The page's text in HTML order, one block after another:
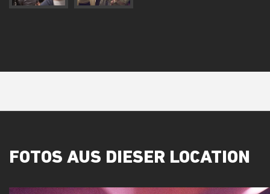
FOTOS AUS DIESER LOCATION